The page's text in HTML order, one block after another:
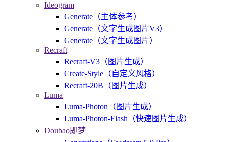
Ideogram
Generate（主体参考）
Generate（文字生成图片V3）
Generate（文字生成图片）
Recraft
Recraft-V3（图片生成）
Create-Style（自定义风格）
Recraft-20B（图片生成）
Luma
Luma-Photon（图片生成）
Luma-Photon-Flash（快速图片生成）
Doubao即梦